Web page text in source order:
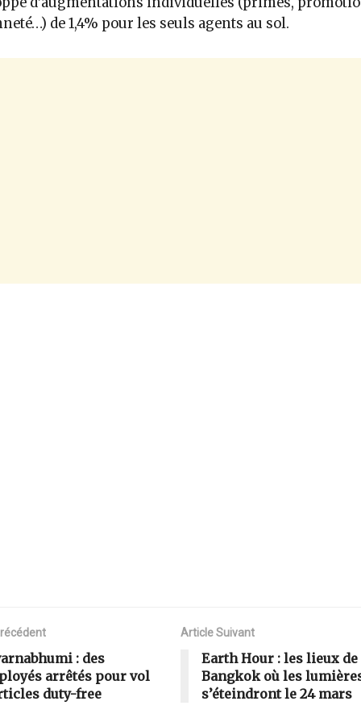
de 1,4% pour les seuls agents au sol.
: des
arrêtés pour vol
duty-free
Article Suivant
Earth Hour : les lieux de
Bangkok où les
s’éteindront le 24 mars